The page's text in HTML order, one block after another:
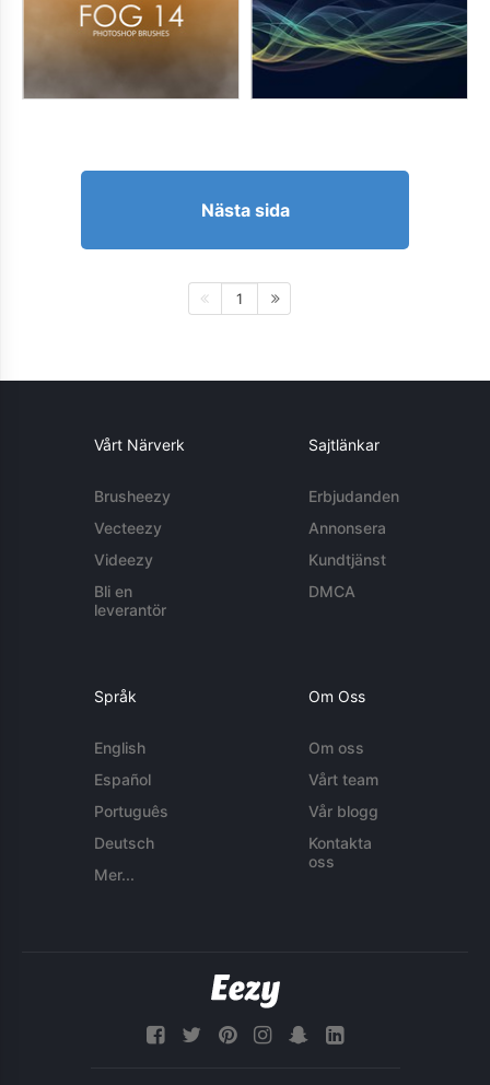
Nästa sida
1
Vårt Närverk
Brusheezy
Vecteezy
Videezy
Bli en
leverantör
Sajtlänkar
Erbjudanden
Annonsera
Kundtjänst
DMCA
Språk
English
Español
Português
Deutsch
Mer...
Om Oss
Om oss
Vårt team
Vår blogg
Kontakta
oss